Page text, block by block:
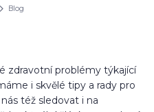
Blog
zdravotní problémy týkající
i skvělé tipy a rady pro
též sledovat i na